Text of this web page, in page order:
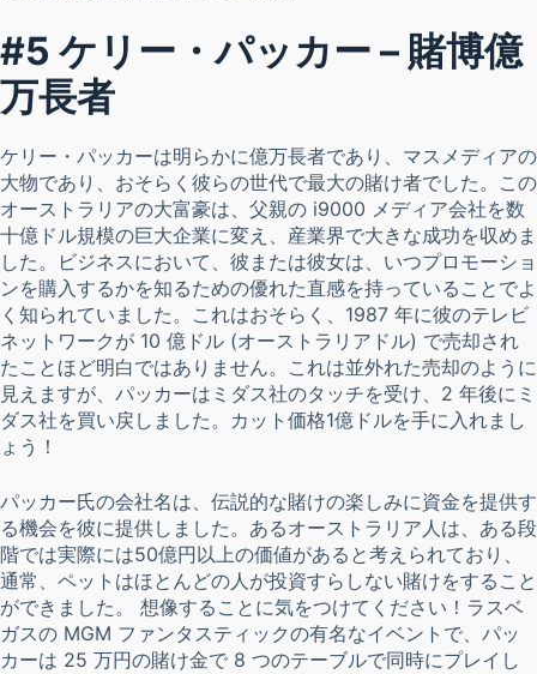
#5 ケリー・パッカー – 賭博億
万長者
ケリー・パッカーは明らかに億万長者であり、マスメディアの
大物であり、おそらく彼らの世代で最大の賭け者でした。この
オーストラリアの大富豪は、父親の i9000 メディア会社を数
十億ドル規模の巨大企業に変え、産業界で大きな成功を収めま
した。ビジネスにおいて、彼または彼女は、いつプロモーショ
ンを購入するかを知るための優れた直感を持っていることでよ
く知られていました。これはおそらく、1987 年に彼のテレビ
ネットワークが 10 億ドル (オーストラリアドル) で売却され
たことほど明白ではありません。これは並外れた売却のように
見えますが、パッカーはミダス社のタッチを受け、2 年後にミ
ダス社を買い戻しました。カット価格1億ドルを手に入れまし
ょう！
パッカー氏の会社名は、伝説的な賭けの楽しみに資金を提供す
る機会を彼に提供しました。あるオーストラリア人は、ある段
階では実際には50億円以上の価値があると考えられており、
通常、ペットはほとんどの人が投資すらしない賭けをすること
ができました。 想像することに気をつけてください！ラスベ
ガスの MGM ファンタスティックの有名なイベントで、パッ
カーは 25 万円の賭け金で 8 つのテーブルで同時にプレイし